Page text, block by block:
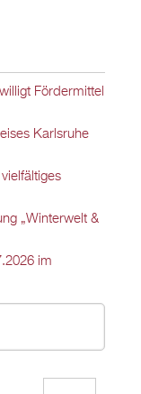
Fördermittel
Karlsruhe
„Winterwelt &
im